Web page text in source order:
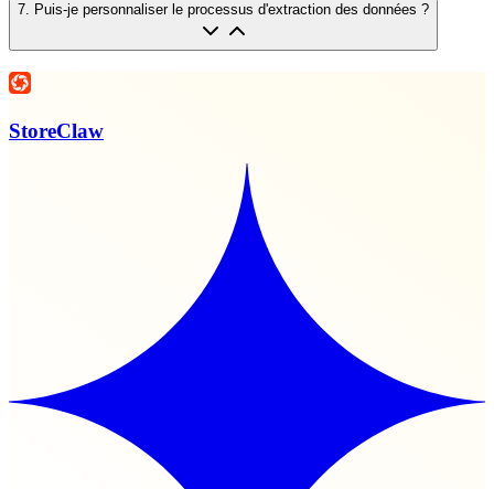
7. Puis-je personnaliser le processus d'extraction des données ?
StoreClaw